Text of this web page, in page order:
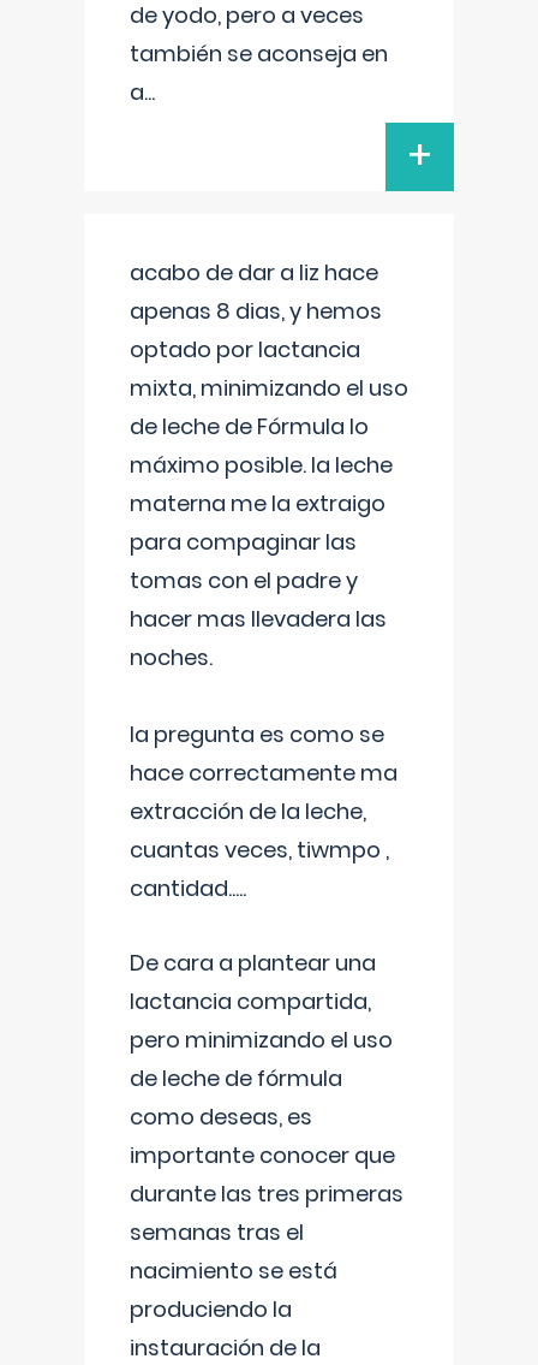
de yodo, pero a veces
también se aconseja en
a...
+
acabo de dar a liz hace
apenas 8 dias, y hemos
optado por lactancia
mixta, minimizando el uso
de leche de Fórmula lo
máximo posible. la leche
materna me la extraigo
para compaginar las
tomas con el padre y
hacer mas llevadera las
noches.
la pregunta es como se
hace correctamente ma
extracción de la leche,
cuantas veces, tiwmpo ,
cantidad.....
De cara a plantear una
lactancia compartida,
pero minimizando el uso
de leche de fórmula
como deseas, es
importante conocer que
durante las tres primeras
semanas tras el
nacimiento se está
produciendo la
instauración de la